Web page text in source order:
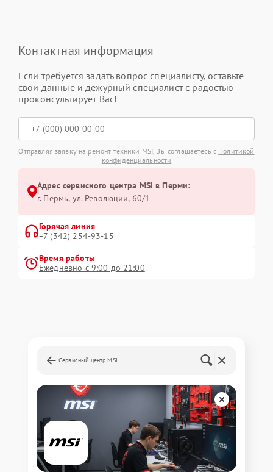
Контактная информация
Если требуется задать вопрос специалисту, оставьте
свои данные и дежурный специалист с радостью
проконсультирует Вас!
Отправляя заявку на ремонт техники MSI, Вы соглашаетесь с Политикой
конфиденциальности
Адрес сервисного центра MSI в Перми:
г. Пермь, ул. ​Революции, 60/1
Горячая линия
+7 (342) 254-93-15
Время работы
Ежедневно с 9:00 до 21:00
Сервисный центр MSI